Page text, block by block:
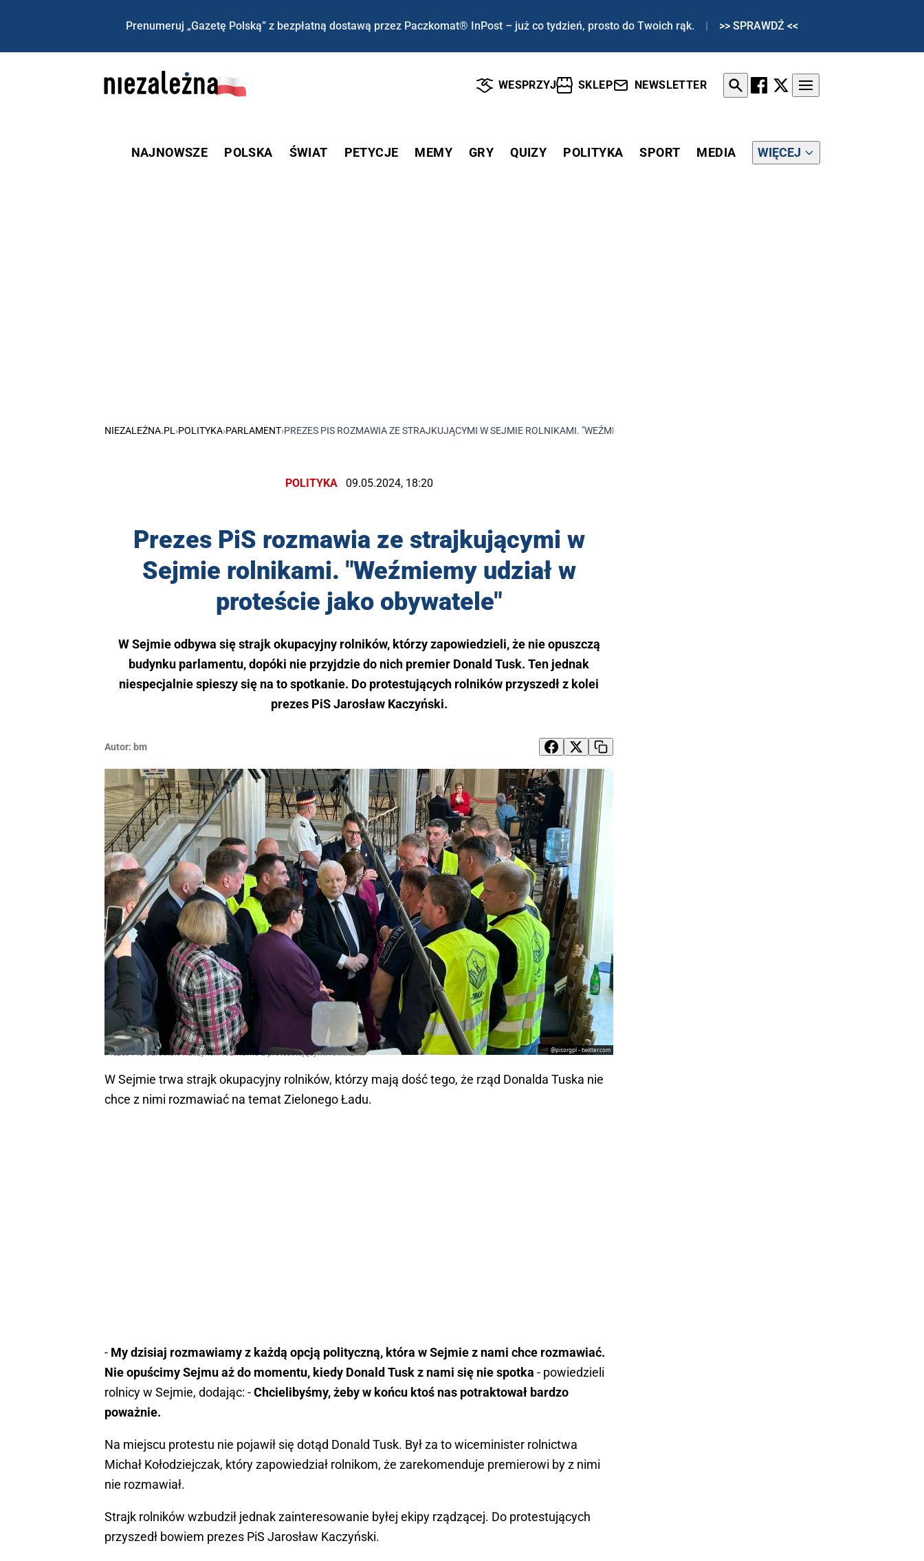
Prenumeruj „Gazetę Polską” z bezpłatną dostawą przez Paczkomat® InPost – już co tydzień, prosto do Twoich rąk. | >> SPRAWDŹ <<
WESPRZYJ SKLEP NEWSLETTER
NAJNOWSZE POLSKA ŚWIAT PETYCJE MEMY GRY QUIZY POLITYKA SPORT MEDIA WIĘCEJ
NIEZALEŻNA.PL ›POLITYKA›PARLAMENT›PREZES PIS ROZMAWIA ZE STRAJKUJĄCYMI W SEJMIE ROLNIKAMI. "WEŹMIEMY UDZIAŁ W PROTEŚCIE JAKO OBYWATELE"
POLITYKA 09.05.2024, 18:20
Prezes PiS rozmawia ze strajkującymi w
Sejmie rolnikami. "Weźmiemy udział w
proteście jako obywatele"
W Sejmie odbywa się strajk okupacyjny rolników, którzy zapowiedzieli, że nie opuszczą
budynku parlamentu, dopóki nie przyjdzie do nich premier Donald Tusk. Ten jednak
niespecjalnie spieszy się na to spotkanie. Do protestujących rolników przyszedł z kolei
prezes PiS Jarosław Kaczyński.
Autor: bm
@pisorgpl - twitter.com
Prezes PiS Jarosław Kaczyński rozmawia z protesetującymi rolnikami
W Sejmie trwa strajk okupacyjny rolników, którzy mają dość tego, że rząd Donalda Tuska nie
chce z nimi rozmawiać na temat Zielonego Ładu.
- My dzisiaj rozmawiamy z każdą opcją polityczną, która w Sejmie z nami chce rozmawiać.
Nie opuścimy Sejmu aż do momentu, kiedy Donald Tusk z nami się nie spotka - powiedzieli
rolnicy w Sejmie, dodając: -Chcielibyśmy, żeby w końcu ktoś nas potraktował bardzo
poważnie.
Na miejscu protestu nie pojawił się dotąd Donald Tusk. Był za to wiceminister rolnictwa
Michał Kołodziejczak, który zapowiedział rolnikom, że zarekomenduje premierowi by z nimi
nie rozmawiał.
Strajk rolników wzbudził jednak zainteresowanie byłej ekipy rządzącej. Do protestujących
przyszedł bowiem prezes PiS Jarosław Kaczyński.